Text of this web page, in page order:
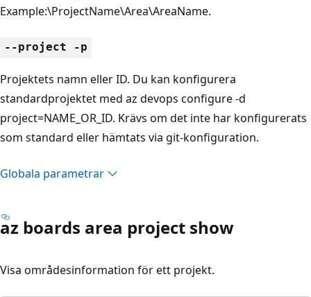
Example:\ProjectName\Area\AreaName.
--project -p
Projektets namn eller ID. Du kan konfigurera
standardprojektet med az devops configure -d
project=NAME_OR_ID. Krävs om det inte har konfigurerats
som standard eller hämtats via git-konfiguration.
Globala parametrar
az boards area project show
Visa områdesinformation för ett projekt.